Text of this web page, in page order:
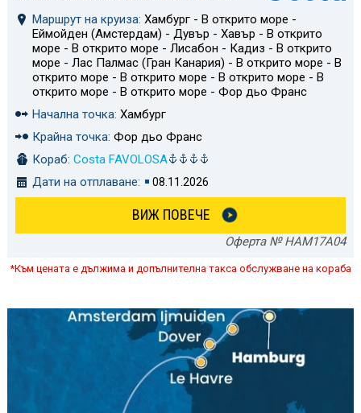
Маршрут на круиза: Хамбург - В открито море -
Еймойден (Амстердам) - Дувър - Хавър - В открито
море - В открито море - Лисабон - Кадиз - В открито
море - Лас Палмас (Гран Канария) - В открито море - В
открито море - В открито море - В открито море - В
открито море - В открито море - Фор дьо Франс
Начална точка: Хамбург
Крайна точка: Фор дьо Франс
Кораб: Costa FAVOLOSA
Дати на отплаване:
08.11.2026
ВИЖ ПОВЕЧЕ
Оферта № HAM17A04
*Към цената е дължима и допълнителна такса обслужване на кораба